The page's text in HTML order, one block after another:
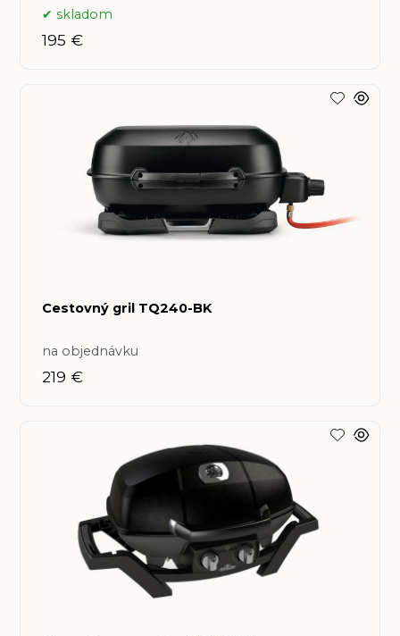
skladom
195 €
Cestovný gril TQ240-BK
na objednávku
219 €